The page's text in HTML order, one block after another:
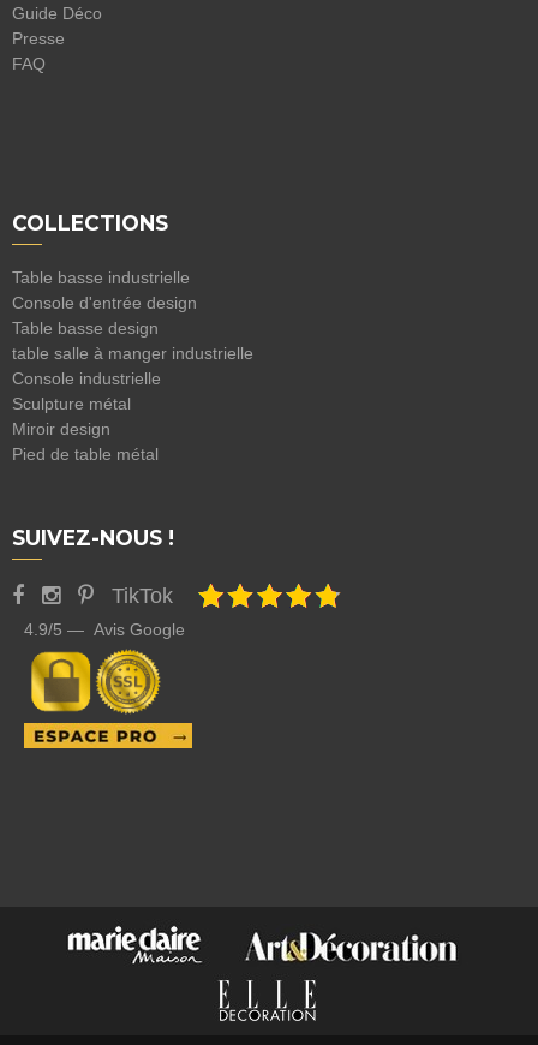
Guide Déco
Presse
FAQ
COLLECTIONS
Table basse industrielle
Console d'entrée design
Table basse design
table salle à manger industrielle
Console industrielle
Sculpture métal
Miroir design
Pied de table métal
SUIVEZ-NOUS !
TikTok
4.9/5 — Avis Google